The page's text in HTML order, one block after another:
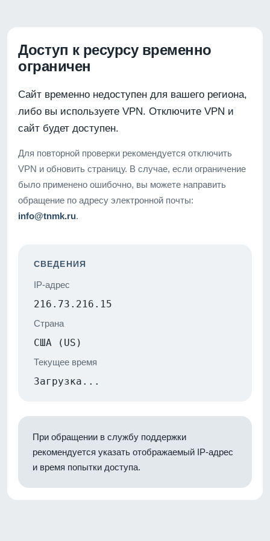
Доступ к ресурсу временно
ограничен
Сайт временно недоступен для вашего региона,
либо вы используете VPN. Отключите VPN и
сайт будет доступен.
Для повторной проверки рекомендуется отключить
VPN и обновить страницу. В случае, если ограничение
было применено ошибочно, вы можете направить
обращение по адресу электронной почты:
info@tnmk.ru.
СВЕДЕНИЯ
IP-адрес
216.73.216.15
Страна
США (US)
Текущее время
Загрузка...
При обращении в службу поддержки
рекомендуется указать отображаемый IP-адрес
и время попытки доступа.